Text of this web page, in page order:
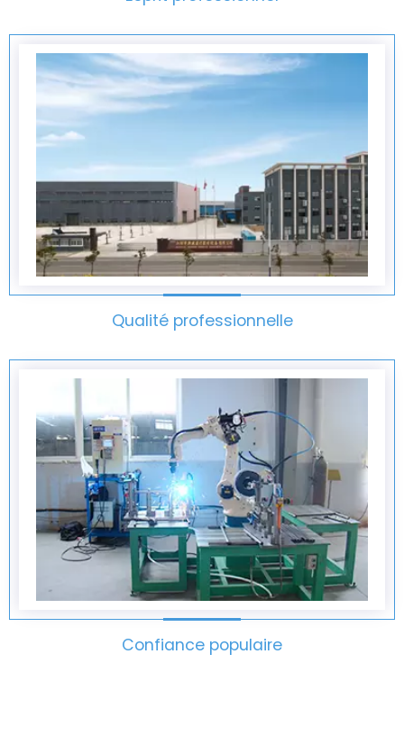
Qualité professionnelle
Confiance populaire